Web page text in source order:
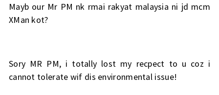
Mayb our Mr PM nk rmai rakyat malaysia ni jd mcm
XMan kot?
Sory MR PM, i totally lost my recpect to u coz i
cannot tolerate wif dis environmental issue!